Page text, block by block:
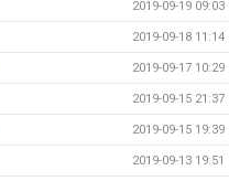
2019-09-19 09:03
2019-09-18 11:14
2019-09-17 10:29
2019-09-15 21:37
2019-09-15 19:39
2019-09-13 19:51